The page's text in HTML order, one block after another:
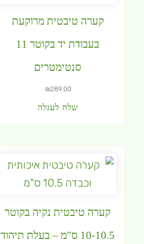
קערה טיבטית מרוקעת
בעבודת יד בקוטר 11
סנטימטרים
₪289.00
שלח לעגלה
קערה טיבטית נקיה בקוטר
10-10.5 ס"מ – בעלת תיהוד